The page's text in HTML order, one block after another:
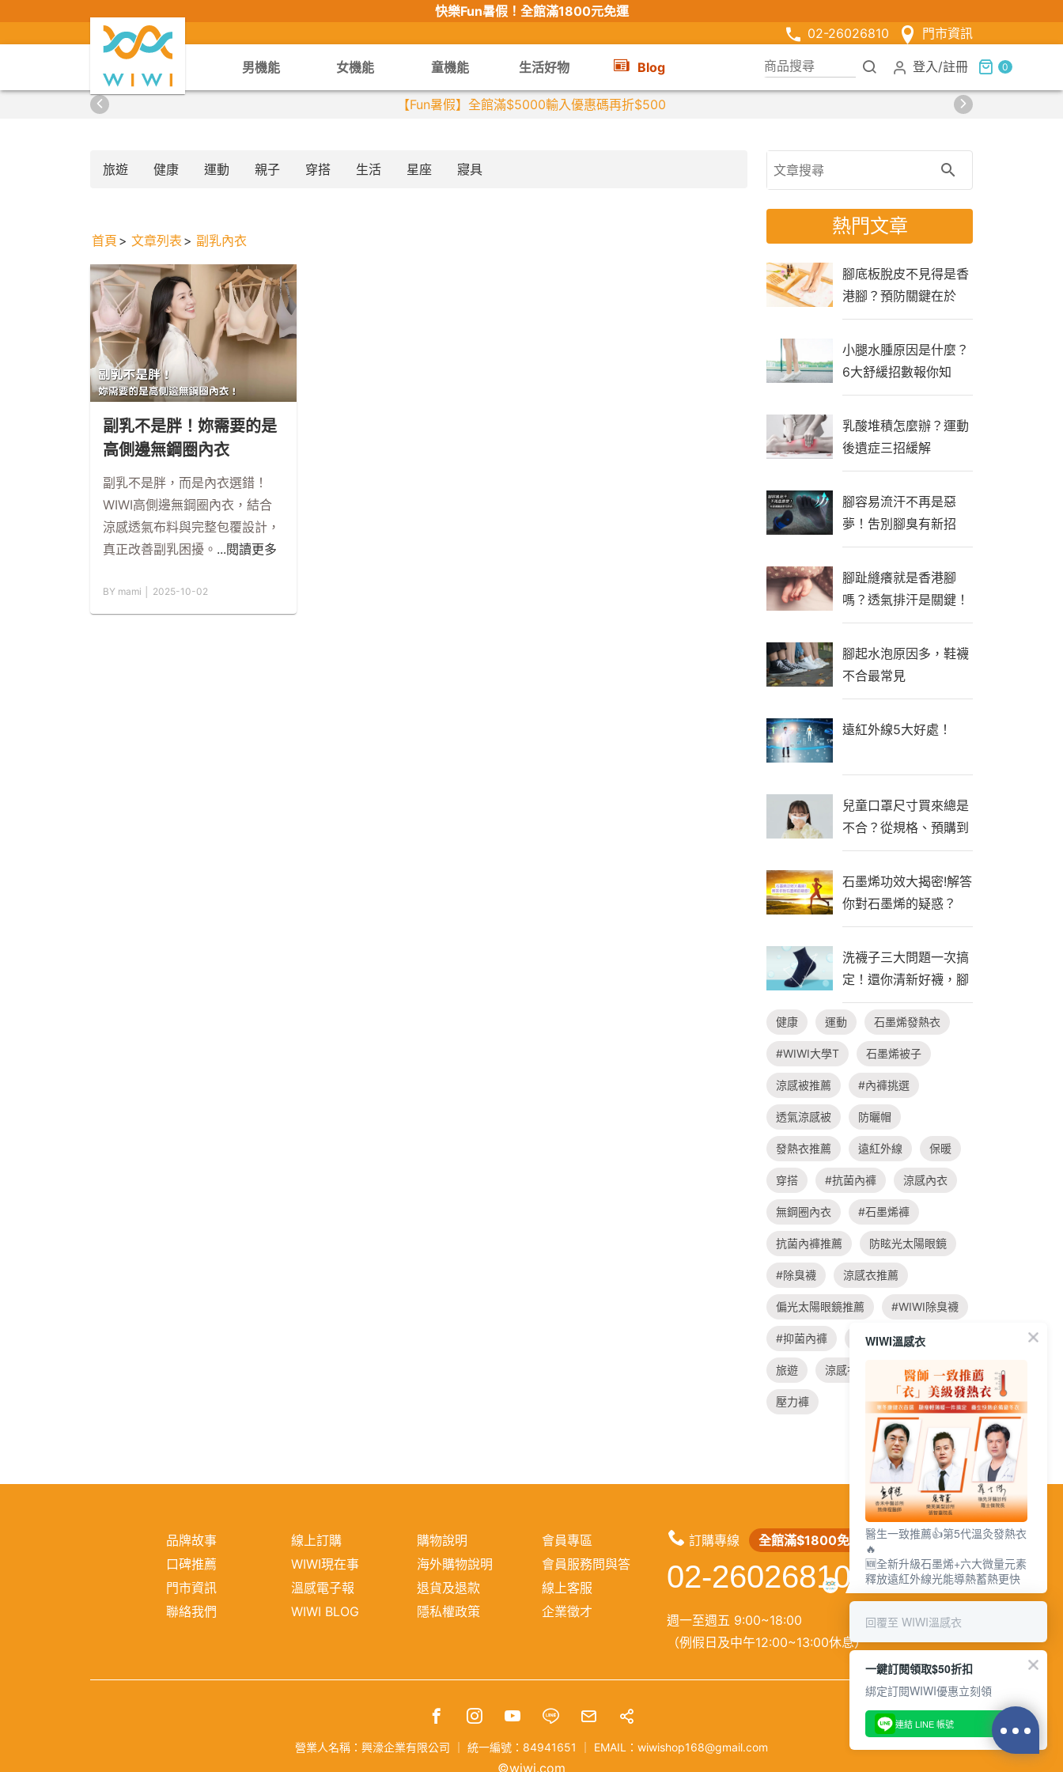
快樂Fun暑假！ 全館滿1800元免運
02-26026810
門市資訊
男機能 女機能 童機能 生活好物 Blog 登入 /註冊 0
【Fun暑假】全館滿$5000輸入優惠碼再折$500
旅遊 健康 運動 親子 穿搭 生活 星座 寢具
首頁 文章列表 副乳內衣
副乳不是胖！妳需要的是
高側邊無鋼圈內衣
副乳不是胖，而是內衣選錯！
WIWI高側邊無鋼圈內衣，結合
涼感透氣布料與完整包覆設計，
真正改善副乳困擾。 ...閱讀更多
BY mami │ 2025-10-02
熱門文章
腳底板脫皮不見得是香
港腳？預防關鍵在於
「生活習慣」
小腿水腫原因是什麼？
6大舒緩招數報你知
乳酸堆積怎麼辦？運動
後遺症三招緩解
腳容易流汗不再是惡
夢！吿別腳臭有新招
腳趾縫癢就是香港腳
嗎？透氣排汗是關鍵！
腳起水泡原因多，鞋襪
不合最常見
遠紅外線5大好處！
兒童口罩尺寸買來總是
不合？從規格、預購到
自製一次看懂！
石墨烯功效大揭密!解答
你對石墨烯的疑惑？
洗襪子三大問題一次搞
定！還你清新好襪，腳
臭不隨行
健康 運動 石墨烯發熱衣
#WIWI大學T 石墨烯被子
涼感被推薦 #內褲挑選
透氣涼感被 防曬帽
發熱衣推薦 遠紅外線 保暖
穿搭 #抗菌內褲 涼感內衣
無鋼圈內衣 #石墨烯褲
抗菌內褲推薦 防眩光太陽眼鏡
#除臭襪 涼感衣推薦
偏光太陽眼鏡推薦 #WIWI除臭襪
#抑菌內褲 親子 飲食
旅遊 涼感衣 #大學t穿搭
壓力褲
繁│简
品牌故事
口碑推薦
門市資訊
聯絡我們
線上訂購
WIWI現在事
溫感電子報
WIWI BLOG
購物說明
海外購物說明
退貨及退款
隱私權政策
會員專區
會員服務問與答
線上客服
企業徵才
訂購專線 全館滿$1800免運
02-26026810
週一至週五 9:00~18:00
（例假日及中午12:00~13:00休息）
營業人名稱：興濠企業有限公司 統一編號：84941651 EMAIL：wiwishop168@gmail.com
©wiwi.com
WIWI溫感衣
醫生一致推薦👍第5代溫灸發熱衣
🔥
🆕全新升級石墨烯+六大微量元素
釋放遠紅外線光能導熱蓄熱更快
回覆至 WIWI溫感衣
一鍵訂閱領取$50折扣
綁定訂閱WIWI優惠立刻領
連結 LINE 帳號